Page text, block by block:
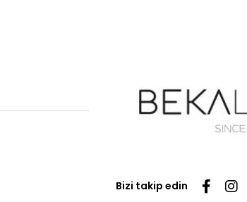
Bizi takip edin